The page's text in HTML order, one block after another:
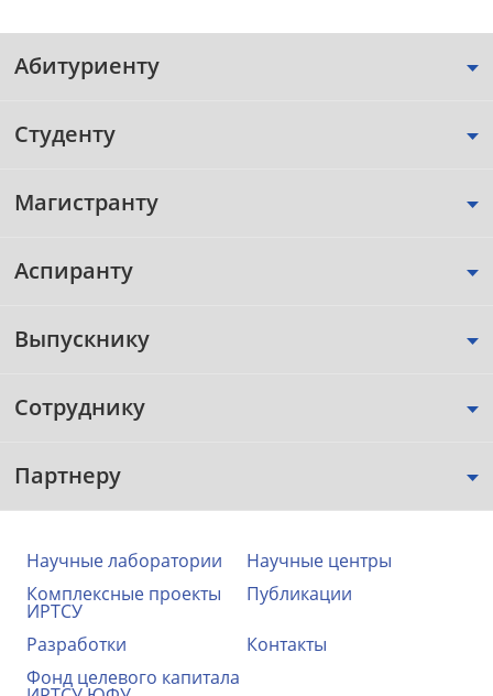
Абитуриенту
Студенту
Магистранту
Аспиранту
Выпускнику
Сотруднику
Партнеру
Научные лаборатории
Научные центры
Комплексные проекты
ИРТСУ
Публикации
Разработки
Контакты
Фонд целевого капитала